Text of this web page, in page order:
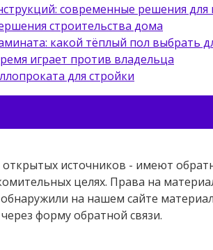
современные решения
строительства дома
какой тёплый пол выбрать
играет против владельца
для стройки
источников - имеют
целях. Права на
обнаружили на нашем сайте
форму обратной связи.